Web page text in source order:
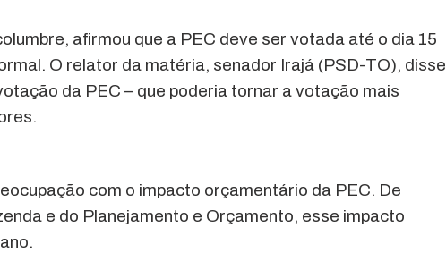
afirmou que a PEC deve ser votada até o dia 15
O relator da matéria, senador Irajá (PSD-TO), disse
da PEC – que poderia tornar a votação mais
com o impacto orçamentário da PEC. De
e do Planejamento e Orçamento, esse impacto